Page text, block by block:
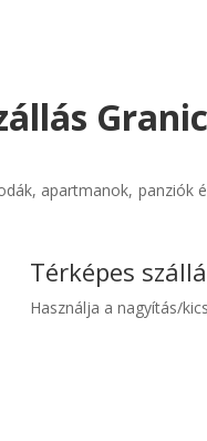
apartmanok, panziók
Térképes
Használja a nagyítás/